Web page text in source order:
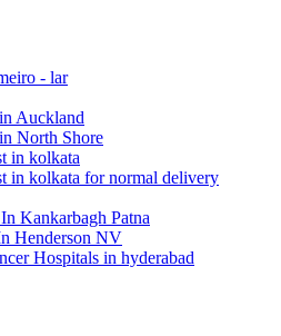
- lar
Auckland
North Shore
in kolkata
in kolkata for normal delivery
Kankarbagh Patna
Henderson NV
Hospitals in hyderabad